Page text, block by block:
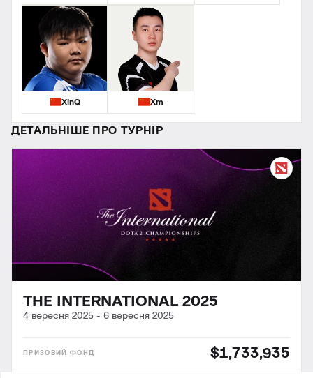
XinQ Xm
ДЕТАЛЬНІШЕ ПРО ТУРНІР
THE INTERNATIONAL 2025
4 вересня 2025 - 6 вересня 2025
$1,733,935